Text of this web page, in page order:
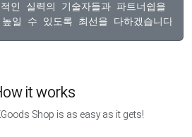
적인 실력의 기술자들과 파트너쉽을
it works
Shop is as easy as it gets!